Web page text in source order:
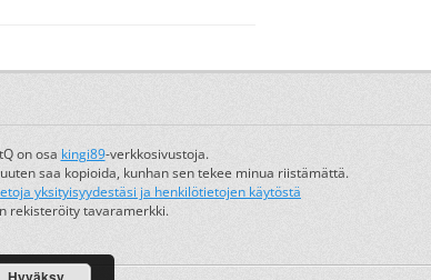
on osa kingi89-verkkosivustoja.
saa kopioida, kunhan sen tekee minua riistämättä.
yksityisyydestäsi ja henkilötietojen käytöstä
rekisteröity tavaramerkki.